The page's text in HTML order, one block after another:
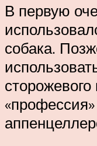
В первую
собака.
сторожевого